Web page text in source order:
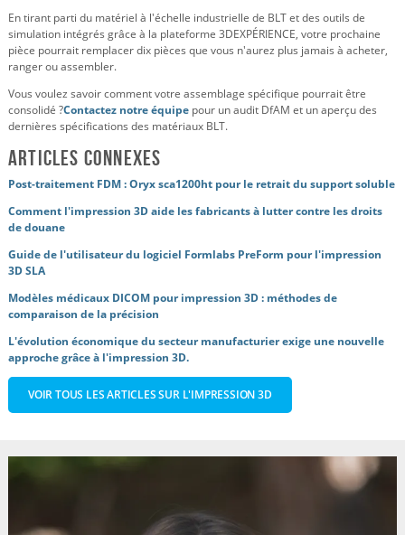
En tirant parti du matériel à l'échelle industrielle de BLT et des outils de
simulation intégrés grâce à la plateforme 3DEXPÉRIENCE, votre prochaine
pièce pourrait remplacer dix pièces que vous n'aurez plus jamais à acheter,
ranger ou assembler.
Vous voulez savoir comment votre assemblage spécifique pourrait être
consolidé ?Contactez notre équipe pour un audit DfAM et un aperçu des
dernières spécifications des matériaux BLT.
Articles connexes
Post-traitement FDM : Oryx sca1200ht pour le retrait du support soluble
Comment l'impression 3D aide les fabricants à lutter contre les droits
de douane
Guide de l'utilisateur du logiciel Formlabs PreForm pour l'impression
3D SLA
Modèles médicaux DICOM pour impression 3D : méthodes de
comparaison de la précision
L'évolution économique du secteur manufacturier exige une nouvelle
approche grâce à l'impression 3D.
VOIR TOUS LES ARTICLES SUR L'IMPRESSION 3D